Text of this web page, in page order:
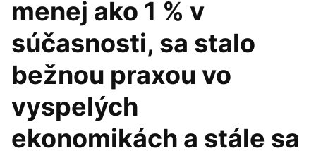
menej ako 1 % v
súčasnosti, sa stalo
bežnou praxou vo
vyspelých
ekonomikách a stále sa